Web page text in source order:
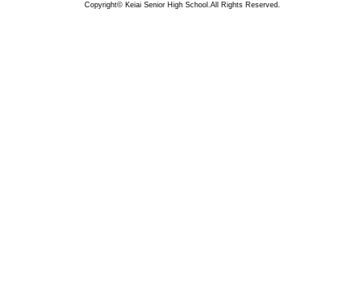
Copyright© Keiai Senior High School.All Rights Reserved.